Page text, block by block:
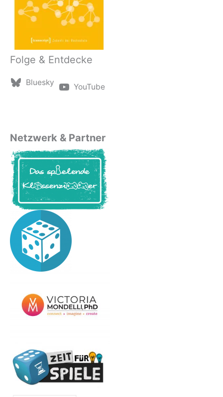
Folge & Entdecke
Bluesky YouTube
Netzwerk & Partner